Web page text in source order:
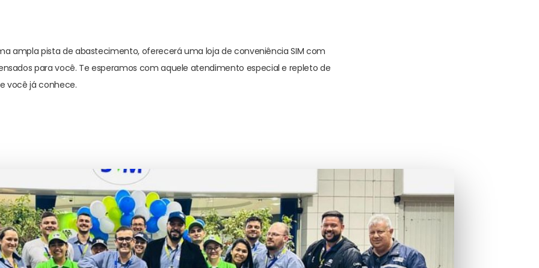
ampla pista de abastecimento, oferecerá uma loja de conveniência SIM com
para você. Te esperamos com aquele atendimento especial e repleto de
você já conhece.